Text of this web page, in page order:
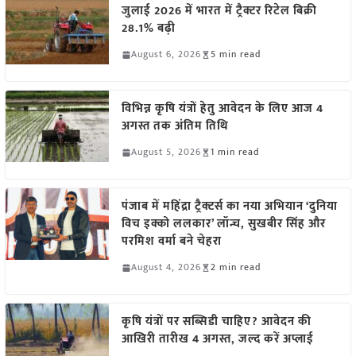
जुलाई 2026 में भारत में ट्रैक्टर रिटेल बिक्री
28.1% बढ़ी
August 6, 2026 5 min read
विभिन्न कृषि यंत्रों हेतु आवेदन के लिए आज 4
अगस्त तक अंतिम तिथि
August 5, 2026 1 min read
पंजाब में महिंद्रा ट्रैक्टर्स का नया अभियान ‘दुनिया
विच इक्को ललकार’ लॉन्च, सुखबीर सिंह और
परमिश वर्मा बने चेहरा
August 4, 2026 2 min read
कृषि यंत्रों पर सब्सिडी चाहिए? आवेदन की
आखिरी तारीख 4 अगस्त, जल्द करें अप्लाई